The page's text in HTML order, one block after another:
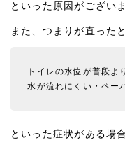
といった原因がございま
また、つまりが直った
トイレの水位が普段よ
水が流れにくい・ペー
といった症状がある場